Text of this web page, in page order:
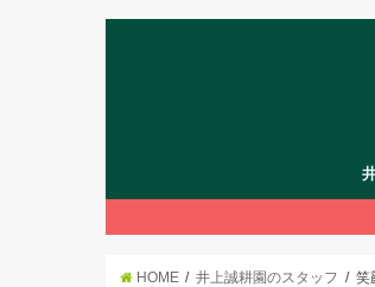
HOME 井上誠耕園のスタッフ 笑